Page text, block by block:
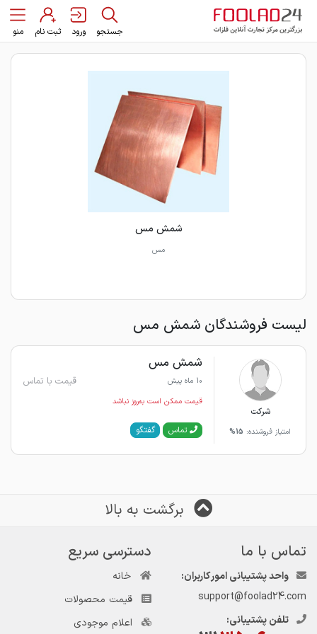
جستجو ورود ثبت نام منو
شمش مس
مس
لیست فروشندگان شمش مس
شرکت
امتیاز فروشنده: 15%
شمش مس
10 ماه پیش قیمت با تماس
قیمت ممکن است به‌روز نباشد
تماس گفتگو
برگشت به بالا
تماس با ما
واحد پشتیبانی امور کاربران:
support@foolad24.com
تلفن پشتیبانی:
دسترسی سریع
خانه
قیمت محصولات
اعلام موجودی